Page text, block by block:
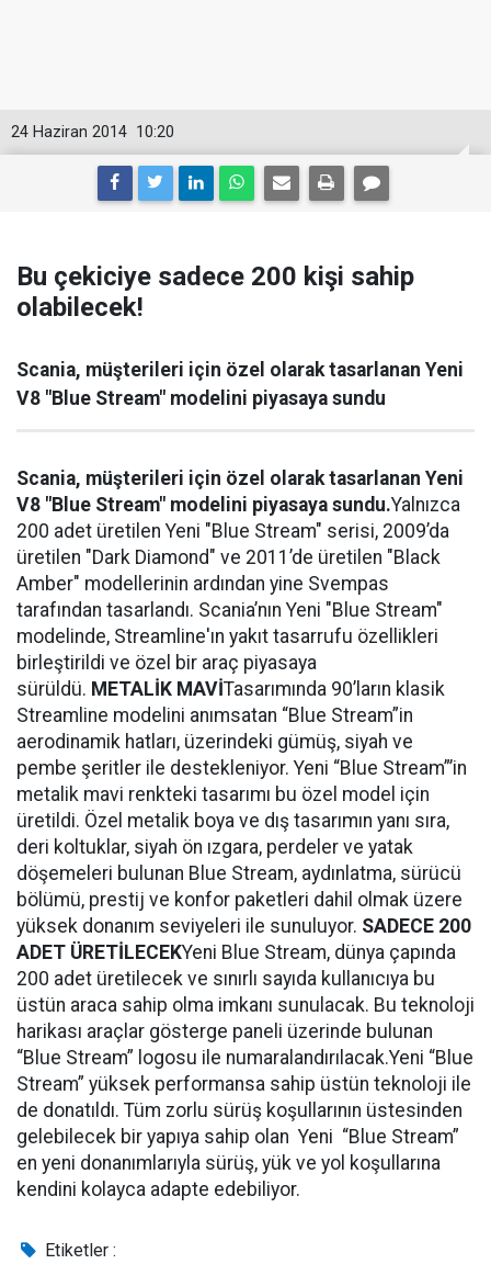
10:20
24 Haziran 2014
Bu çekiciye sadece 200 kişi sahip
olabilecek!
Scania, müşterileri için özel olarak tasarlanan Yeni
V8 "Blue Stream" modelini piyasaya sundu
Scania, müşterileri için özel olarak tasarlanan Yeni
V8 "Blue Stream" modelini piyasaya sundu.Yalnızca
200 adet üretilen Yeni "Blue Stream" serisi, 2009’da
üretilen "Dark Diamond" ve 2011’de üretilen "Black
Amber" modellerinin ardından yine Svempas
tarafından tasarlandı. Scania’nın Yeni "Blue Stream"
modelinde, Streamline'ın yakıt tasarrufu özellikleri
birleştirildi ve özel bir araç piyasaya
sürüldü. METALİK MAVİTasarımında 90’ların klasik
Streamline modelini anımsatan “Blue Stream”in
aerodinamik hatları, üzerindeki gümüş, siyah ve
pembe şeritler ile destekleniyor. Yeni “Blue Stream”’in
metalik mavi renkteki tasarımı bu özel model için
üretildi. Özel metalik boya ve dış tasarımın yanı sıra,
deri koltuklar, siyah ön ızgara, perdeler ve yatak
döşemeleri bulunan Blue Stream, aydınlatma, sürücü
bölümü, prestij ve konfor paketleri dahil olmak üzere
yüksek donanım seviyeleri ile sunuluyor. SADECE 200
ADET ÜRETİLECEKYeni Blue Stream, dünya çapında
200 adet üretilecek ve sınırlı sayıda kullanıcıya bu
üstün araca sahip olma imkanı sunulacak. Bu teknoloji
harikası araçlar gösterge paneli üzerinde bulunan
“Blue Stream” logosu ile numaralandırılacak.Yeni “Blue
Stream” yüksek performansa sahip üstün teknoloji ile
de donatıldı. Tüm zorlu sürüş koşullarının üstesinden
gelebilecek bir yapıya sahip olan Yeni “Blue Stream”
en yeni donanımlarıyla sürüş, yük ve yol koşullarına
kendini kolayca adapte edebiliyor.
Etiketler :